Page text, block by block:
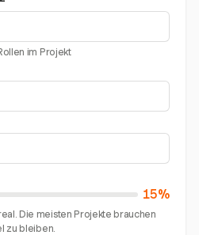
im Projekt
15%
Die meisten Projekte brauchen
zu bleiben.